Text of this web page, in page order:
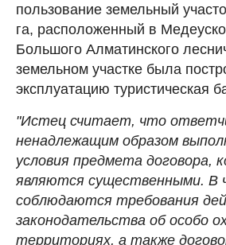
пользование земельный
га, расположенный в
Большого Алматинского
земельном участке была
эксплуатацию туристическая
"Истец считает, что
ненадлежащим образом
условия предмета договора,
являются существенными. В
соблюдаются требования
законодательства об особо
территориях, а также